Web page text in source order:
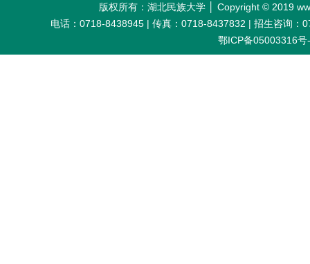
版权所有：湖北民族大学 │ Copyright © 2019
电话：0718-8438945 | 传真：0718-8437832 | 招生咨询
鄂ICP备05003316